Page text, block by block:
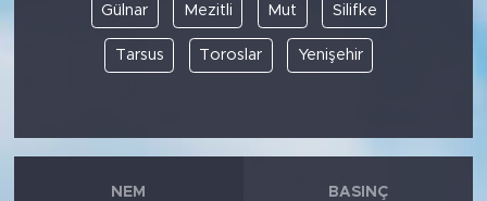
Gülnar Mezitli Mut Silifke
Tarsus Toroslar Yenişehir
NEM BASINÇ